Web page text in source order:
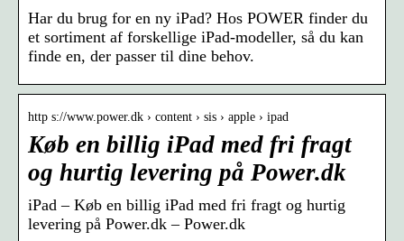
Har du brug for en ny iPad? Hos POWER finder du
et sortiment af forskellige iPad-modeller, så du kan
finde en, der passer til dine behov.
http s://www.power.dk › content › sis › apple › ipad
Køb en billig iPad med fri fragt
og hurtig levering på Power.dk
iPad – Køb en billig iPad med fri fragt og hurtig
levering på Power.dk – Power.dk